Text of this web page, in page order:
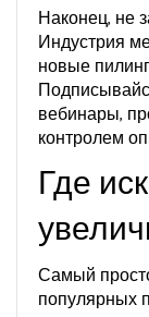
Наконец, не
Индустрия
новые
вебинары,
контролем
Где
Самый
популярных